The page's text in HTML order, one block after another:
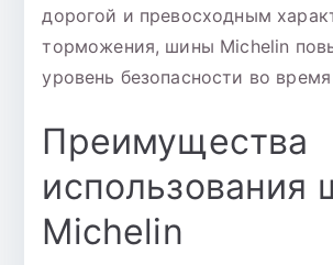
дорогой и превосходным
торможения, шины Michelin
уровень безопасности во
Преимущества
использования
Michelin